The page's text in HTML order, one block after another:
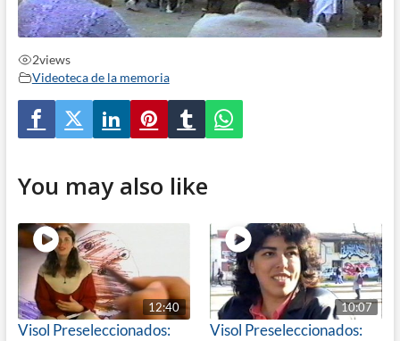
2views
Videoteca de la memoria
You may also like
12:40
Visol Preseleccionados:
10:07
Visol Preseleccionados: